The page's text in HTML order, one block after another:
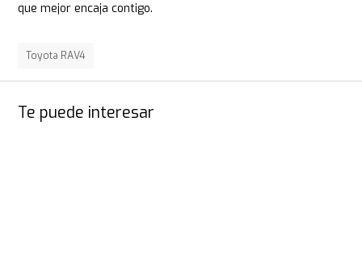
que mejor encaja contigo.
Toyota RAV4
Te puede interesar